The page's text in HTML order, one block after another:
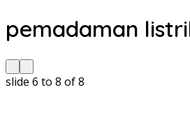
pemadaman
slide 6 to 8 of 8